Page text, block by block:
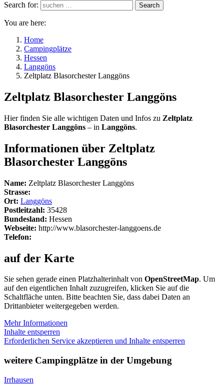
Search for:
Search
You are here:
Home
Campingplätze
Hessen
Langgöns
Zeltplatz Blasorchester Langgöns
Zeltplatz Blasorchester Langgöns
Hier finden Sie alle wichtigen Daten und Infos zu Zeltplatz
Blasorchester Langgöns – in Langgöns.
Informationen über Zeltplatz
Blasorchester Langgöns
Name: Zeltplatz Blasorchester Langgöns
Strasse:
Ort: Langgöns
Postleitzahl: 35428
Bundesland: Hessen
Webseite: http://www.blasorchester-langgoens.de
Telefon:
auf der Karte
Sie sehen gerade einen Platzhalterinhalt von OpenStreetMap. Um
auf den eigentlichen Inhalt zuzugreifen, klicken Sie auf die
Schaltfläche unten. Bitte beachten Sie, dass dabei Daten an
Drittanbieter weitergegeben werden.
Mehr Informationen
Inhalte entsperren
Erforderlichen Service akzeptieren und Inhalte entsperren
weitere Campingplätze in der Umgebung
Irrhausen